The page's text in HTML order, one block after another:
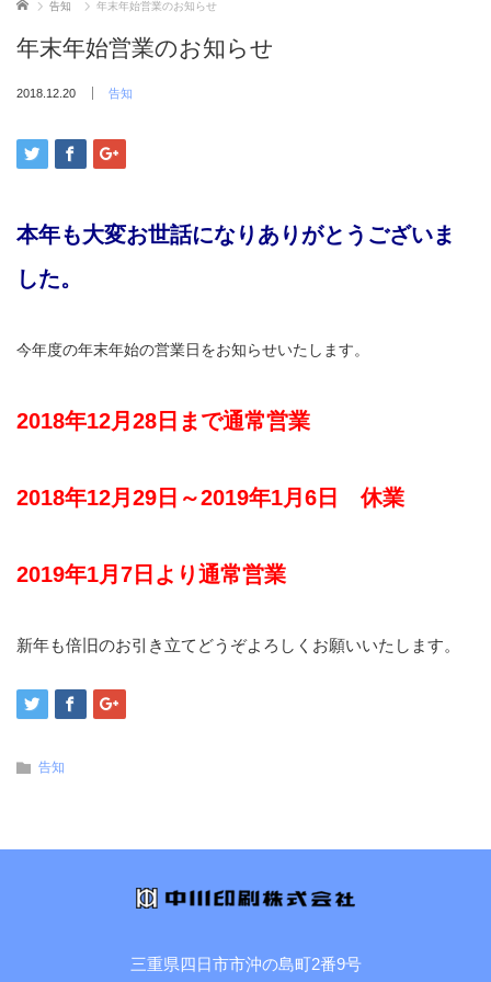
ホーム 告知 年末年始営業のお知らせ
年末年始営業のお知らせ
2018.12.20 告知
本年も大変お世話になりありがとうございま
した。
今年度の年末年始の営業日をお知らせいたします。
2018年12月28日まで通常営業
2018年12月29日～2019年1月6日 休業
2019年1月7日より通常営業
新年も倍旧のお引き立てどうぞよろしくお願いいたします。
告知
三重県四日市市沖の島町2番9号